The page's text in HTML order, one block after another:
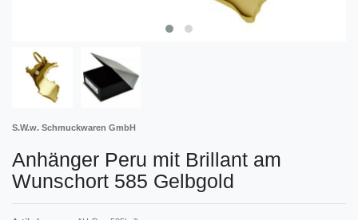
S.W.w. Schmuckwaren GmbH
Anhänger Peru mit Brillant am
Wunschort 585 Gelbgold